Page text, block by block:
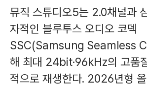
뮤직 스튜디오5는 2.0채널과
자적인 블루투스 오디오 코덱
SSC(Samsung Seamless
해 최대 24bit·96kHz의 고품
적으로 재생한다. 2026년형